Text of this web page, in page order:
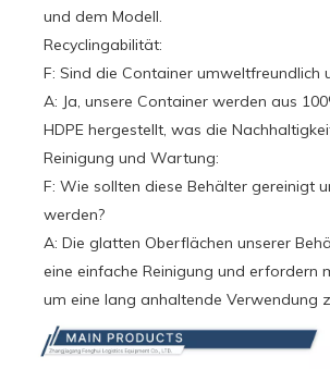
und dem Modell.
Recyclingabilität:
F: Sind die Container umweltfreundlich
A: Ja, unsere Container werden aus
HDPE hergestellt, was die
Reinigung und Wartung:
F: Wie sollten diese Behälter gereinigt
werden?
A: Die glatten Oberflächen unserer
eine einfache Reinigung und erfordern
um eine lang anhaltende Verwendung